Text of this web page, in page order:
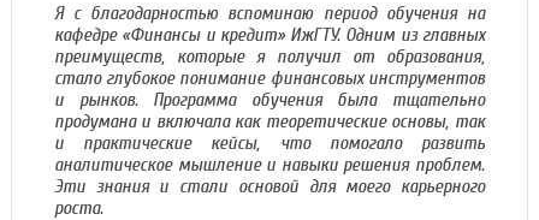
Я с благодарностью вспоминаю период обучения на
кафедре «Финансы и кредит» ИжГТУ. Одним из главных
преимуществ, которые я получил от образования,
стало глубокое понимание финансовых инструментов
и рынков. Программа обучения была тщательно
продумана и включала как теоретические основы, так
и практические кейсы, что помогало развить
аналитическое мышление и навыки решения проблем.
Эти знания и стали основой для моего карьерного
роста.